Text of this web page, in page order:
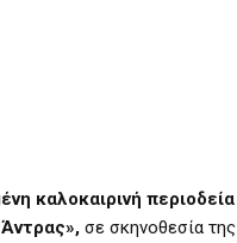
καλοκαιρινή περιοδεία
σε σκηνοθεσία της